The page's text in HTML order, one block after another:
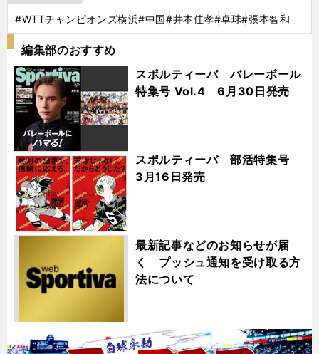
#WTTチャンピオンズ横浜#中国#井本佳孝#卓球#張本智和
編集部のおすすめ
スポルティーバ バレーボール
特集号 Vol.4 6月30日発売
スポルティーバ 部活特集号
3月16日発売
最新記事などのお知らせが届
く プッシュ通知を受け取る方
法について